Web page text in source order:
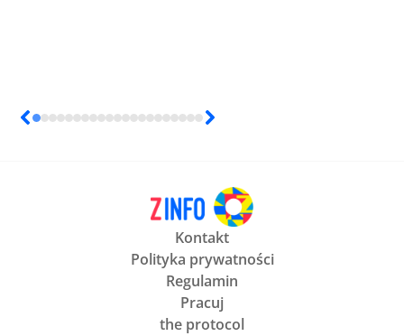
Kontakt
Polityka prywatności
Regulamin
Pracuj
the protocol